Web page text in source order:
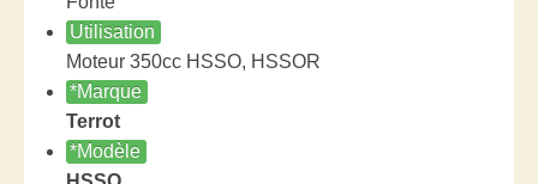
Utilisation
Moteur 350cc HSSO, HSSOR
*Marque
Terrot
*Modèle